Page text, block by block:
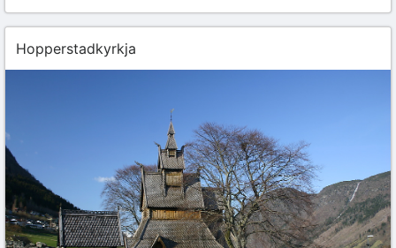
Hopperstadkyrkja